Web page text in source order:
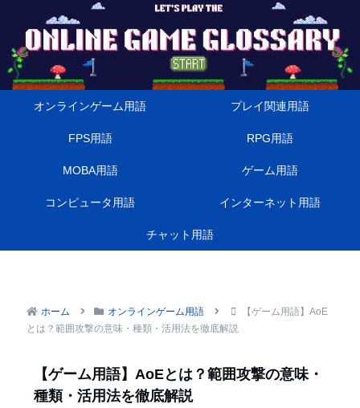
オンラインゲーム用語 プレイ関連用語
FPS用語 RPG用語
MOBA用語 ゲーム用語
コンピュータ用語 インターネット用語
チャット用語
ホーム オンラインゲーム用語
【ゲーム用語】AoE
とは？範囲攻撃の意味・種類・活用法を徹底解説
【ゲーム用語】AoEとは？範囲攻撃の意味・
種類・活用法を徹底解説